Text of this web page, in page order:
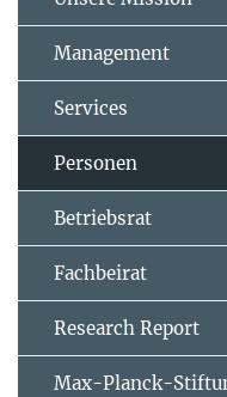
Management
Services
Personen
Betriebsrat
Fachbeirat
Research Report
Max-Planck-